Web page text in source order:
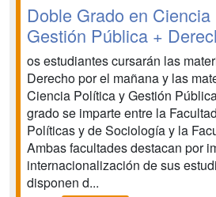
Doble Grado en
Gestión Pública +
os estudiantes cursarán las
Derecho por el mañana y las
Ciencia Política y Gestión
grado se imparte entre la
Políticas y de Sociología y la
Ambas facultades destacan por
internacionalización de sus
disponen d...